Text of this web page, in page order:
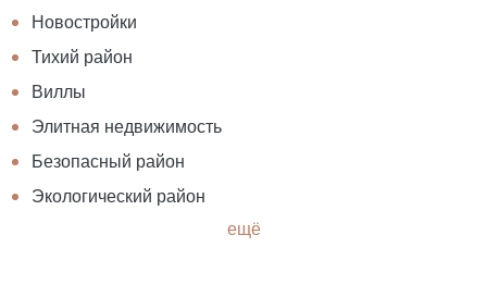
Новостройки
Тихий район
Виллы
Элитная недвижимость
Безопасный район
Экологический район
ещё